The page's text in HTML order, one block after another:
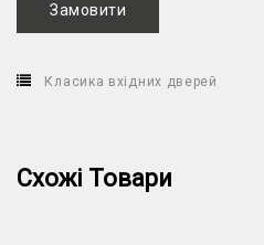
Замовити
Класика вхідних дверей
Схожі Товари